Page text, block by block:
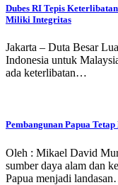
Dubes RI Tepis
Miliki Integritas
Jakarta – Duta Besar
Indonesia untuk
ada keterlibatan…
Pembangunan Papua
Oleh : Mikael David
sumber daya alam dan
Papua menjadi